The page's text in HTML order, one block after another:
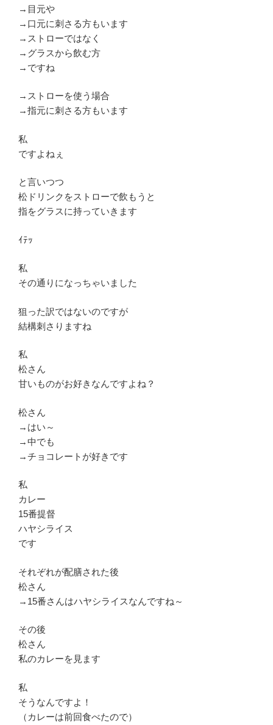
→目元や
→口元に刺さる方もいます
→ストローではなく
→グラスから飲む方
→ですね
→ストローを使う場合
→指元に刺さる方もいます
私
ですよねぇ
と言いつつ
松ドリンクをストローで飲もうと
指をグラスに持っていきます
ｲﾃｯ
私
その通りになっちゃいました
狙った訳ではないのですが
結構刺さりますね
私
松さん
甘いものがお好きなんですよね？
松さん
→はい～
→中でも
→チョコレートが好きです
私
カレー
15番提督
ハヤシライス
です
それぞれが配膳された後
松さん
→15番さんはハヤシライスなんですね～
その後
松さん
私のカレーを見ます
私
そうなんですよ！
（カレーは前回食べたので）